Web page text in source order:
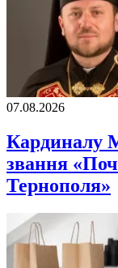
07.08.2026
Кардиналу
звання
Тернополя»